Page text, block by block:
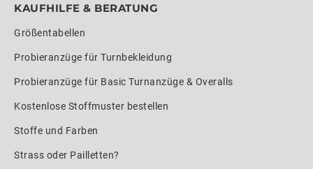
KAUFHILFE & BERATUNG
Größentabellen
Probieranzüge für Turnbekleidung
Probieranzüge für Basic Turnanzüge & Overalls
Kostenlose Stoffmuster bestellen
Stoffe und Farben
Strass oder Pailletten?